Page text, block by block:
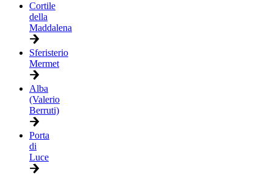
Cortile
della
Maddalena
Sferisterio
Mermet
Alba
(Valerio
Berruti)
Porta
di
Luce